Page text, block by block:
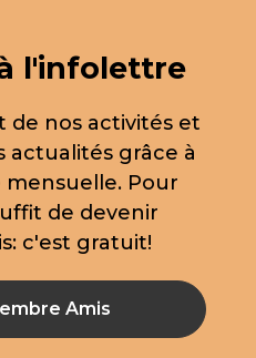
l'infolettre
de nos activités et
actualités grâce à
Pour
de devenir
c'est gratuit!
Amis